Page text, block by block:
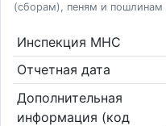
(сборам), пеням и пошлинам
Инспекция МНС
Отчетная дата
Дополнительная
информация (код